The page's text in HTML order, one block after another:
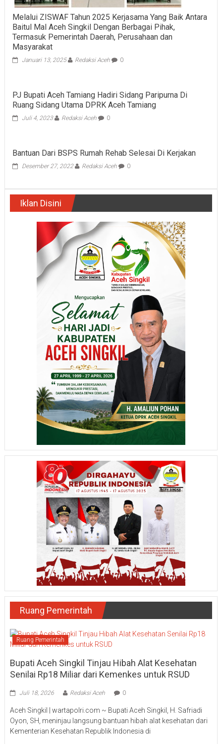
Melalui ZISWAF Tahun 2025 Kerjasama Yang Baik Antara
Baitul Mal Aceh Singkil Dengan Berbagai Pihak,
Termasuk Pemerintah Daerah, Perusahaan dan
Masyarakat
Januari 13, 2025 Redaksi Aceh 0
PJ Bupati Aceh Tamiang Hadiri Sidang Paripurna Di
Ruang Sidang Utama DPRK Aceh Tamiang
Juli 4, 2023 Redaksi Aceh 0
Bantuan Dari BSPS Rumah Rehab Selesai Di Kerjakan
Desember 27, 2022 Redaksi Aceh 0
Iklan Disini
Ruang Pemerintah
Ruang Pemerintah
Bupati Aceh Singkil Tinjau Hibah Alat Kesehatan
Senilai Rp18 Miliar dari Kemenkes untuk RSUD
Juli 18, 2026 Redaksi Aceh 0
Aceh Singkil | wartapolri.com ~ Bupati Aceh Singkil, H. Safriadi
Oyon, SH, meninjau langsung bantuan hibah alat kesehatan dari
Kementerian Kesehatan Republik Indonesia di